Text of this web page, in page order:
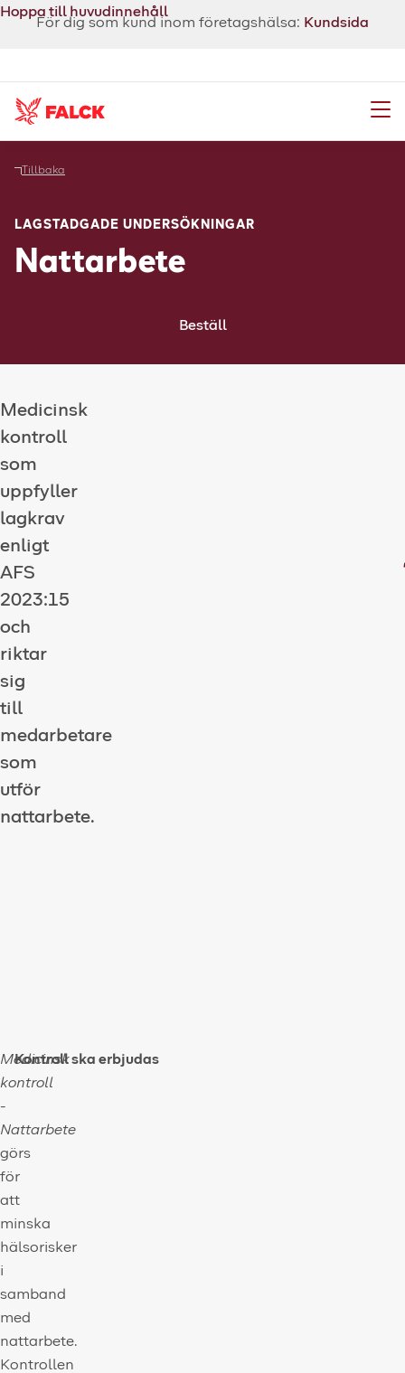
Hoppa till huvudinnehåll
För dig som kund inom företagshälsa: Kundsida
Meny
Tillbaka
LAGSTADGADE UNDERSÖKNINGAR
Nattarbete
Beställ
Medicinsk
kontroll
som
uppfyller
lagkrav
enligt
AFS
2023:15
och
riktar
sig
till
medarbetare
som
utför
nattarbete.
Medicinsk
kontroll
-
Nattarbete
görs
för
att
minska
hälsorisker
i
samband
med
nattarbete.
Kontrollen
Kontroll ska erbjudas